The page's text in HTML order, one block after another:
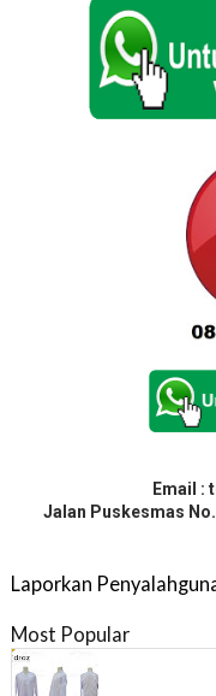
Email :
Jalan Puskesmas
Laporkan
Most Popular